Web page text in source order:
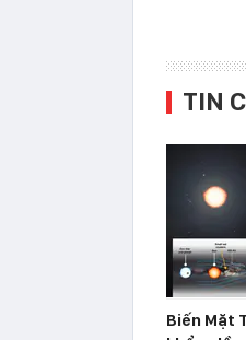
TIN
Biến Mặt